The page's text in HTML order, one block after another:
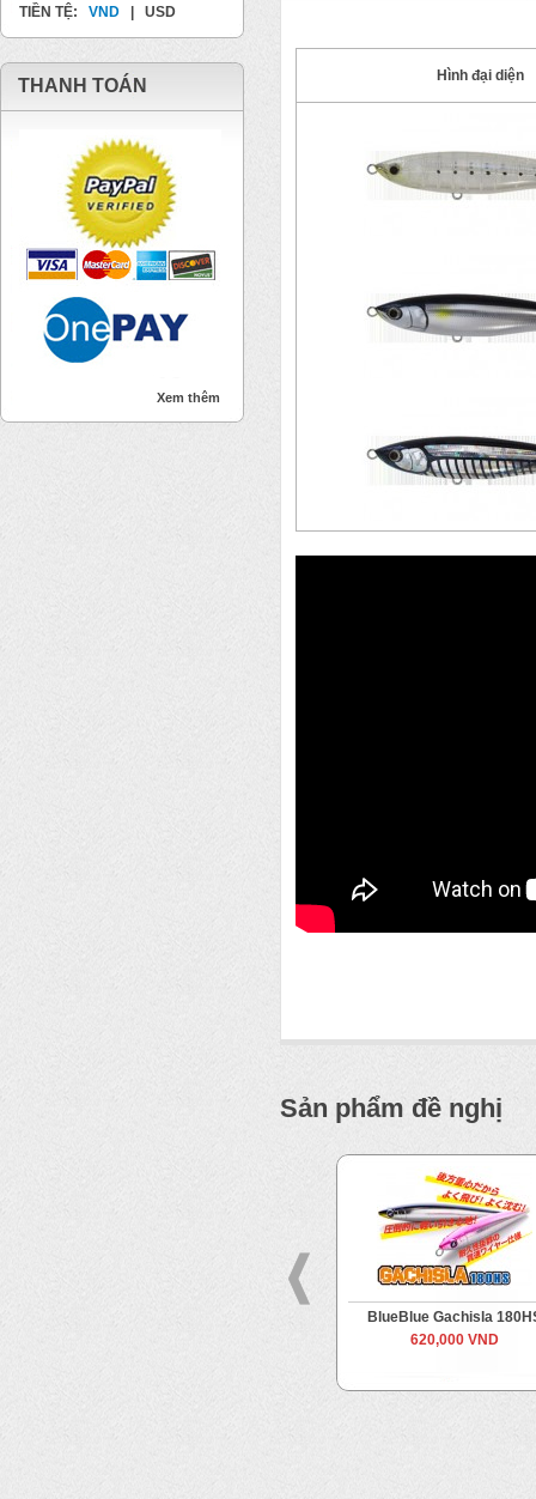
TIỀN TỆ: VND USD
THANH TOÁN
Xem thêm
Hình đại diện
Sản phẩm đề nghị
BlueBlue Gachisla
620,000 VND